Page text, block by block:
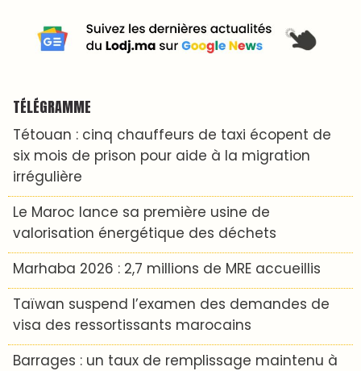
TÉLÉGRAMME
Tétouan : cinq chauffeurs de taxi écopent de
six mois de prison pour aide à la migration
irrégulière
Le Maroc lance sa première usine de
valorisation énergétique des déchets
Marhaba 2026 : 2,7 millions de MRE accueillis
Taïwan suspend l’examen des demandes de
visa des ressortissants marocains
Barrages : un taux de remplissage maintenu à